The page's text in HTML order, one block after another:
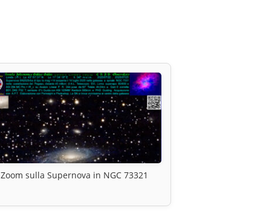
Zoom sulla Supernova in NGC 73321